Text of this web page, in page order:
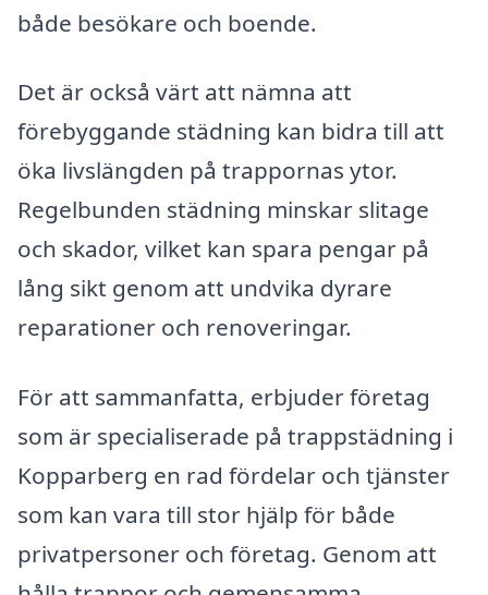
både besökare och boende.
Det är också värt att nämna att
förebyggande städning kan bidra till att
öka livslängden på trappornas ytor.
Regelbunden städning minskar slitage
och skador, vilket kan spara pengar på
lång sikt genom att undvika dyrare
reparationer och renoveringar.
För att sammanfatta, erbjuder företag
som är specialiserade på trappstädning i
Kopparberg en rad fördelar och tjänster
som kan vara till stor hjälp för både
privatpersoner och företag. Genom att